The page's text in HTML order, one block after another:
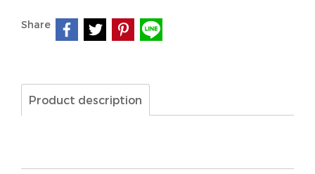
Share
Product description